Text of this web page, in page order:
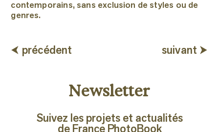
contemporains, sans exclusion de styles ou de
genres.
⮜ précédent suivant ⮞
Newsletter
Suivez les projets et actualités
de France PhotoBook